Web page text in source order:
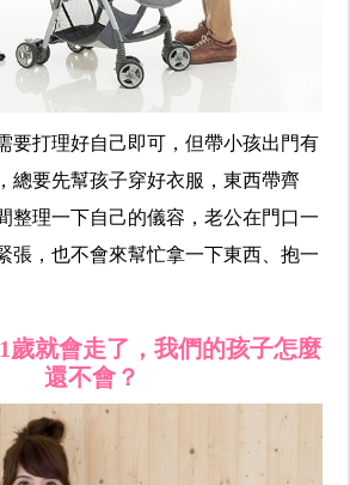
要打理好自己即可，但帶小孩出門有
總要先幫孩子穿好衣服，東西帶齊
整理一下自己的儀容，老公在門口一
張，也不會來幫忙拿一下東西、抱一
歲就會走了，我們的孩子怎麼
還不會？